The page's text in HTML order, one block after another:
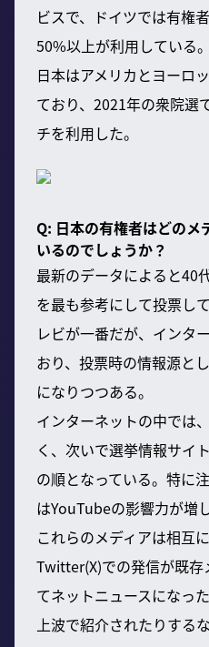
ビスで、ドイツでは有権
50%以上が利用している。
日本はアメリカとヨーロ
ており、2021年の衆院選
チを利用した。
Q: 日本の有権者はどのメ
いるのでしょうか？
最新のデータによると40
を最も参考にして投票し
レビが一番だが、インタ
おり、投票時の情報源と
になりつつある。
インターネットの中では
く、次いで選挙情報サイ
の順となっている。特に
はYouTubeの影響力が増
これらのメディアは相互
Twitter(X)での発信が既
てネットニュースになっ
上波で紹介されたりする